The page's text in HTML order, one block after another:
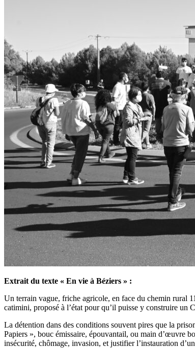
Extrait du texte « En vie à Béziers » :
Un terrain vague, friche agricole, en face du chemin rural
catimini, proposé à l’état pour qu’il puisse y construire
La détention dans des conditions souvent pires que la
Papiers », bouc émissaire, épouvantail, ou main d’œuvre
insécurité, chômage, invasion, et justifier l’instauration